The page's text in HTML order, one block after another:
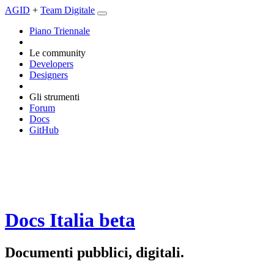
AGID + Team Digitale
Piano Triennale
Le community
Developers
Designers
Gli strumenti
Forum
Docs
GitHub
Docs Italia beta
Documenti pubblici, digitali.